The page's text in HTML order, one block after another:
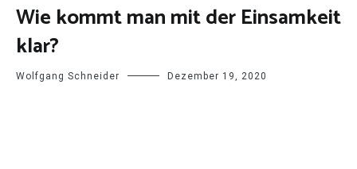
Wie kommt man mit der Einsamkeit
klar?
Wolfgang Schneider Dezember 19, 2020